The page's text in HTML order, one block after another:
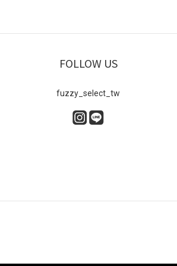
FOLLOW US
fuzzy_select_tw